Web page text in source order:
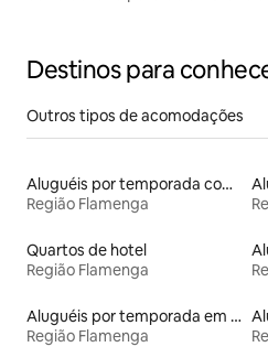
Destinos para
Outros tipos de acomodações
Aluguéis por temporada com sauna
Região Flamenga
Quartos de hotel
Região Flamenga
Aluguéis por temporada em albergue
Região Flamenga